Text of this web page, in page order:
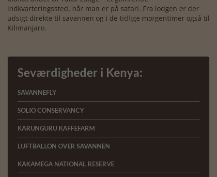
indkvarteringssted, når man er på safari. Fra lodgen er der
udsigt direkte til savannen og i de tidlige morgentimer også til
Kilimanjaro.
Seværdigheder i Kenya:
SAVANNEFLY
SOLIO CONSERVANCY
KARUNGURU KAFFEFARM
LUFTBALLON OVER SAVANNEN
KAKAMEGA NATIONAL RESERVE